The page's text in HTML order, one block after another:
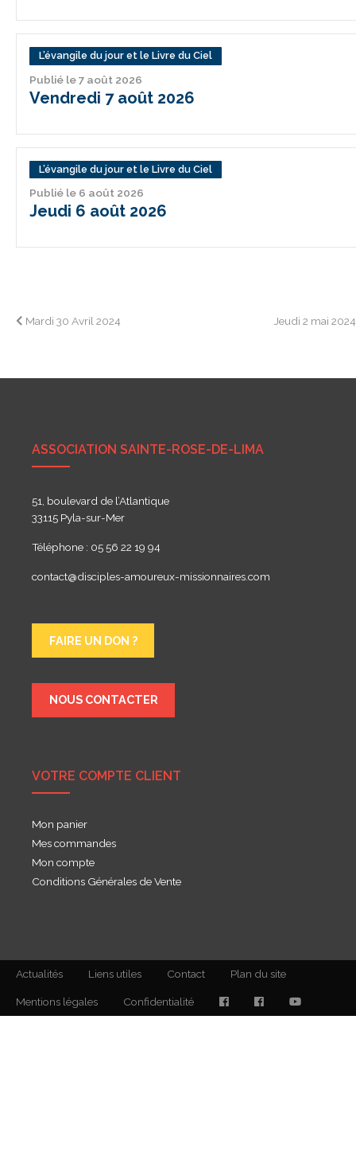
L’évangile du jour et le Livre du Ciel
Publié le 7 août 2026
Vendredi 7 août 2026
L’évangile du jour et le Livre du Ciel
Publié le 6 août 2026
Jeudi 6 août 2026
Navigation
Mardi 30 Avril 2024 Jeudi 2 mai
ASSOCIATION SAINTE-ROSE-DE-LIMA
51, boulevard de l’Atlantique
33115 Pyla-sur-Mer
Téléphone : 05 56 22 19 94
contact@disciples-amoureux-missionnaires.com
FAIRE UN DON ?
NOUS CONTACTER
VOTRE COMPTE CLIENT
Mon panier
Mes commandes
Mon compte
Conditions Générales de Vente
Actualités Liens utiles Contact Plan du site
Mentions légales Confidentialité